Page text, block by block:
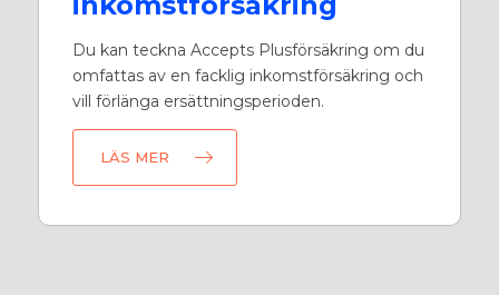
Du kan teckna Accepts Plusförsäkring om du
omfattas av en facklig inkomstförsäkring och
vill förlänga ersättningsperioden.
LÄS MER